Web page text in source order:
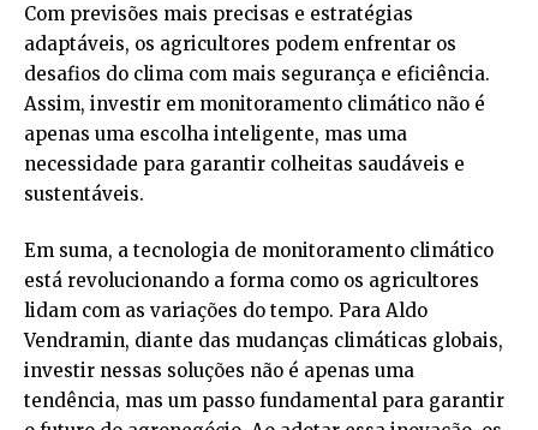
Com previsões mais precisas e estratégias
adaptáveis, os agricultores podem enfrentar os
desafios do clima com mais segurança e eficiência.
Assim, investir em monitoramento climático não é
apenas uma escolha inteligente, mas uma
necessidade para garantir colheitas saudáveis e
sustentáveis.
Em suma, a tecnologia de monitoramento climático
está revolucionando a forma como os agricultores
lidam com as variações do tempo. Para Aldo
Vendramin, diante das mudanças climáticas globais,
investir nessas soluções não é apenas uma
tendência, mas um passo fundamental para garantir